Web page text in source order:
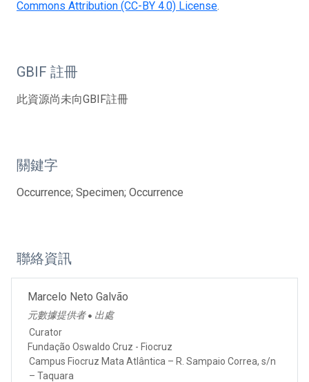
Commons Attribution (CC-BY 4.0) License.
GBIF 註冊
此資源尚未向GBIF註冊
關鍵字
Occurrence; Specimen; Occurrence
聯絡資訊
Marcelo Neto Galvão
元數據提供者 ● 出處
Curator
Fundação Oswaldo Cruz - Fiocruz
Campus Fiocruz Mata Atlântica – R. Sampaio Correa, s/n
– Taquara